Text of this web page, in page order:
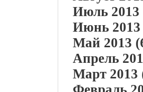
Июль 2013
Июнь 2013
Май 2013
Апрель
Март 2013